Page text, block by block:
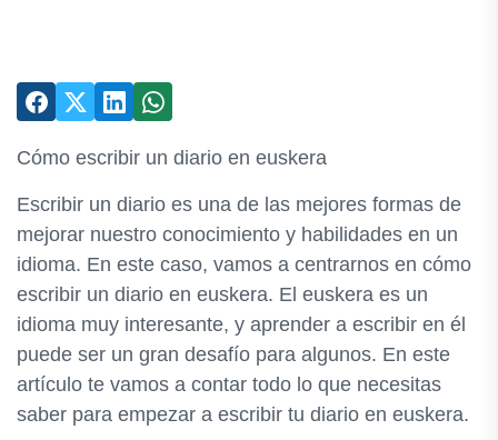
Cómo escribir un diario en euskera
Escribir un diario es una de las mejores formas de
mejorar nuestro conocimiento y habilidades en un
idioma. En este caso, vamos a centrarnos en cómo
escribir un diario en euskera. El euskera es un
idioma muy interesante, y aprender a escribir en él
puede ser un gran desafío para algunos. En este
artículo te vamos a contar todo lo que necesitas
saber para empezar a escribir tu diario en euskera.